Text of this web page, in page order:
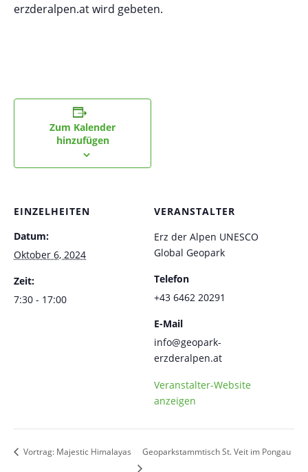
erzderalpen.at wird gebeten.
Zum Kalender
hinzufügen
EINZELHEITEN
Datum:
Oktober 6, 2024
Zeit:
7:30 - 17:00
VERANSTALTER
Erz der Alpen UNESCO
Global Geopark
Telefon
+43 6462 20291
E-Mail
info@geopark-
erzderalpen.at
Veranstalter-Website
anzeigen
Vortrag: Majestic Himalayas Geoparkstammtisch St. Veit im Pongau